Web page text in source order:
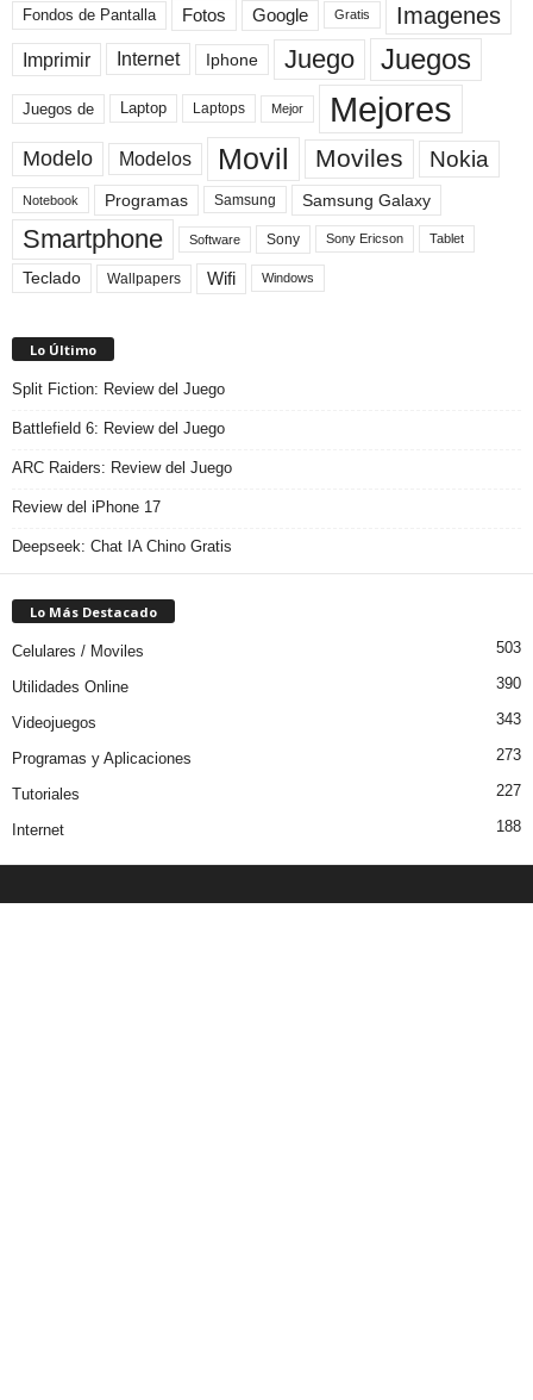
Fondos de Pantalla Fotos Google Gratis Imagenes
Imprimir Internet Iphone Juego Juegos
Juegos de Laptop Laptops Mejor Mejores
Modelo Modelos Movil Moviles Nokia
Notebook Programas Samsung Samsung Galaxy
Smartphone Software Sony Sony Ericson Tablet
Teclado Wallpapers Wifi Windows
Lo Último
Split Fiction: Review del Juego
Battlefield 6: Review del Juego
ARC Raiders: Review del Juego
Review del iPhone 17
Deepseek: Chat IA Chino Gratis
Lo Más Destacado
Celulares / Moviles 503
Utilidades Online 390
Videojuegos 343
Programas y Aplicaciones 273
Tutoriales 227
Internet 188